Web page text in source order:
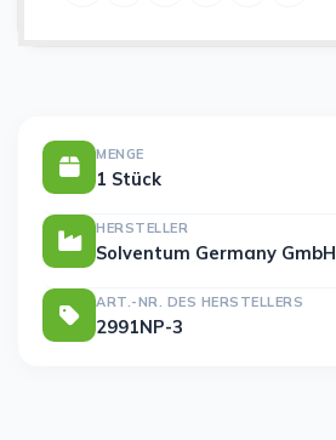
MENGE
1 Stück
HERSTELLER
Solventum Germany GmbH
ART.-NR. DES HERSTELLERS
2991NP-3